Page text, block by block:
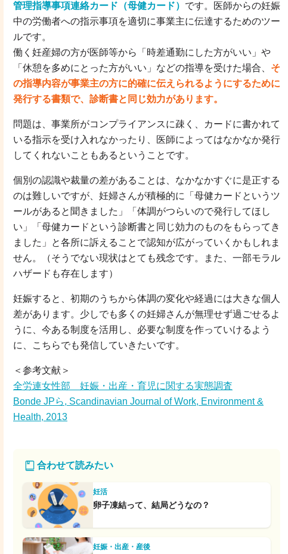
管理指導事項連絡カード（母健カード） です。医師からの妊娠
中の労働者への指示事項を適切に事業主に伝達するためのツー
ルです。
働く妊産婦の方が医師等から「時差通勤にした方がいい」や
「休憩を多めにとった方がいい」などの指導を受けた場合、 そ
の指導内容が事業主の方に的確に伝えられるようにするために
発行する書類で、診断書と同じ効力があります。
問題は、事業所がコンプライアンスに疎く、カードに書かれて
いる指示を受け入れなかったり、医師によってはなかなか発行
してくれないこともあるということです。
個別の認識や裁量の差があることは、なかなかすぐに是正する
のは難しいですが、妊婦さんが積極的に「母健カードというツ
ールがあると聞きました」「体調がつらいので発行してほし
い」「母健カードという診断書と同じ効力のものをもらってき
ました」と各所に訴えることで認知が広がっていくかもしれま
せん。（そうでない現状はとても残念です。また、一部モラル
ハザードも存在します）
妊娠すると、初期のうちから体調の変化や経過には大きな個人
差があります。少しでも多くの妊婦さんが無理せず過ごせるよ
うに、今ある制度を活用し、必要な制度を作っていけるよう
に、こちらでも発信していきたいです。
＜参考文献＞
全労連女性部 妊娠・出産・育児に関する実態調査
Bonde JPら, Scandinavian Journal of Work, Environment &
Health, 2013
合わせて読みたい
妊活
卵子凍結って、結局どうなの？
妊娠・出産・産後